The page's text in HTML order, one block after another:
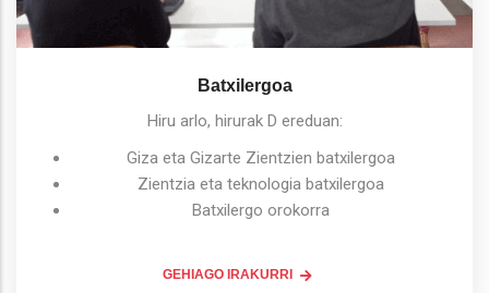
Batxilergoa
Hiru arlo, hirurak D ereduan:
Giza eta Gizarte Zientzien batxilergoa
Zientzia eta teknologia batxilergoa
Batxilergo orokorra
GEHIAGO IRAKURRI